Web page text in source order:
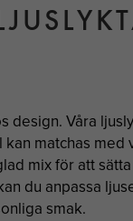
design. Våra
matchas med
mix för att
du anpassa
smak.